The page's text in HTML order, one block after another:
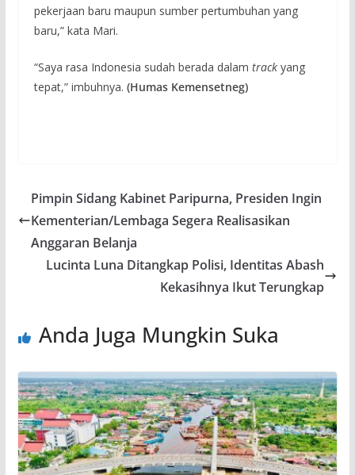
pekerjaan baru maupun sumber pertumbuhan yang
baru,” kata Mari.
“Saya rasa Indonesia sudah berada dalam trackyang
tepat,” imbuhnya. (Humas Kemensetneg)
Pimpin Sidang Kabinet Paripurna, Presiden Ingin
Kementerian/Lembaga Segera Realisasikan
Anggaran Belanja
Lucinta Luna Ditangkap Polisi, Identitas Abash
Kekasihnya Ikut Terungkap
Anda Juga Mungkin Suka